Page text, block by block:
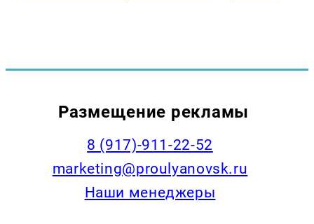
Размещение рекламы
8 (917)-911-22-52
marketing@proulyanovsk.ru
Наши менеджеры